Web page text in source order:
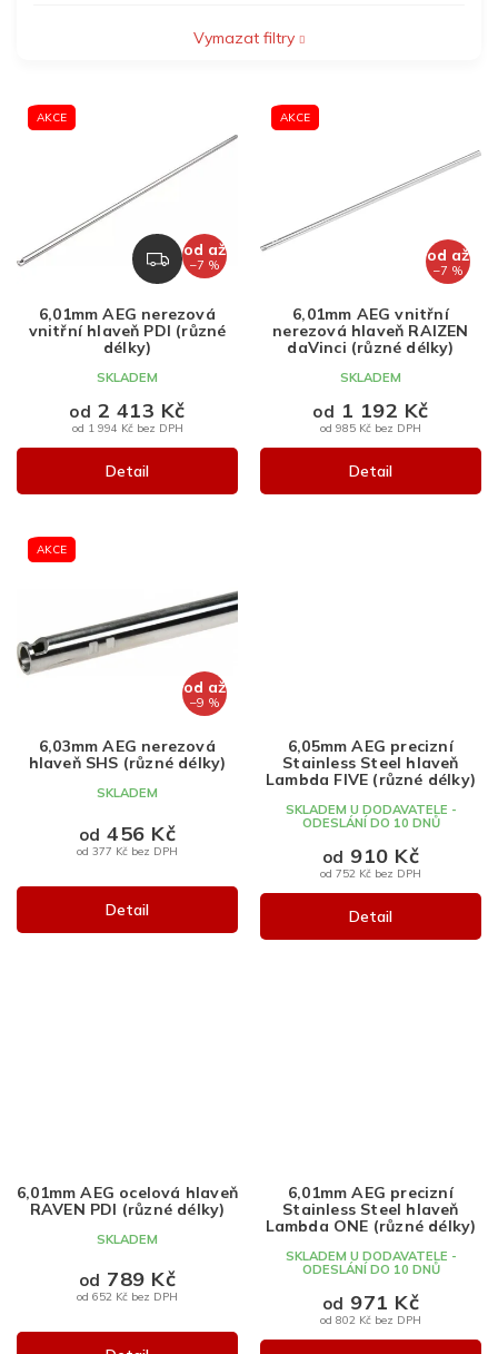
Vymazat filtry
V
r
o
AKCE
Z
D
R
od až
–7 %
6,01mm AEG nerezová
vnitřní hlaveň PDI (různé
délky)
SKLADEM
od 1 994 Kč bez DPH
od 2 413 Kč
Detail
AKCE
od až
–7 %
6,01mm AEG vnitřní
nerezová hlaveň RAIZEN
daVinci (různé délky)
SKLADEM
od 985 Kč bez DPH
od 1 192 Kč
Detail
AKCE
od až
–9 %
6,03mm AEG nerezová
hlaveň SHS (různé délky)
SKLADEM
od 377 Kč bez DPH
od 456 Kč
Detail
6,05mm AEG precizní
Stainless Steel hlaveň
Lambda FIVE (různé délky)
SKLADEM U DODAVATELE -
ODESLÁNÍ DO 10 DNŮ
od 752 Kč bez DPH
od 910 Kč
Detail
6,01mm AEG ocelová hlaveň
RAVEN PDI (různé délky)
SKLADEM
od 652 Kč bez DPH
od 789 Kč
6,01mm AEG precizní
Stainless Steel hlaveň
Lambda ONE (různé délky)
SKLADEM U DODAVATELE -
ODESLÁNÍ DO 10 DNŮ
od 802 Kč bez DPH
od 971 Kč